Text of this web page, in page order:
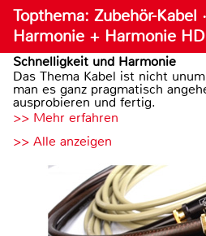
Topthema: Zubehör-Kabel
Harmonie + Harmonie
Schnelligkeit und Harmonie
Das Thema Kabel ist nicht
man es ganz pragmatisch
ausprobieren und fertig.
>> Mehr erfahren
>> Alle anzeigen